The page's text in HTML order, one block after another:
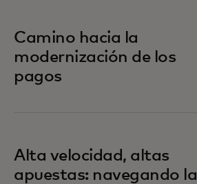
Camino hacia la
modernización de los
pagos
Alta velocidad, altas
apuestas: navegando la